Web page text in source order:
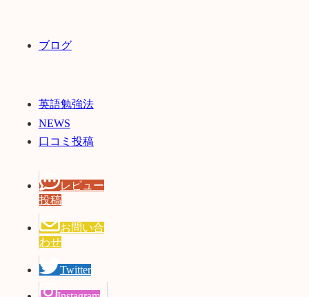
ブログ
英語勉強法
NEWS
口コミ投稿
レビュー
投稿
お問い合
わせ
Twitter